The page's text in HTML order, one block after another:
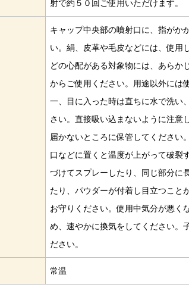
射で約５０回ご使用いただけます。
キャップ中央部の噴射口に、指がか
い。絹、皮革や毛皮などには、使用
どの心配がある対象物には、あらか
からご使用ください。用途以外には
一、目に入った時は直ちに水で洗い
さい。直接吸い込まないように注意
届かないところに保管してください
口などに置くと温度が上がって破裂
づけてスプレーしたり、同じ部分に
たり、パウダーが付着し目立つこと
お守りください。使用中気分が悪く
め、速やかに換気をしてください。
ださい。
常温